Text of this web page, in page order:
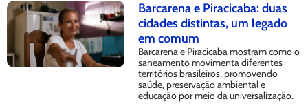
Barcarena e Piracicaba: duas
cidades distintas, um legado
em comum
Barcarena e Piracicaba mostram como o
saneamento movimenta diferentes
territórios brasileiros, promovendo
saúde, preservação ambiental e
educação por meio da universalização.